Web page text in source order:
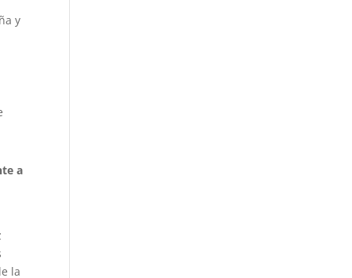
y
a
la